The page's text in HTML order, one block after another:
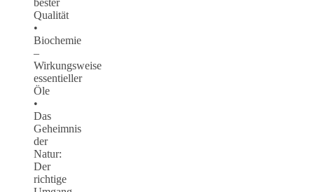
Qualität
•
Biochemie
–
Wirkungsweise
essentieller
Öle
•
Das
Geheimnis
der
Natur:
Der
richtige